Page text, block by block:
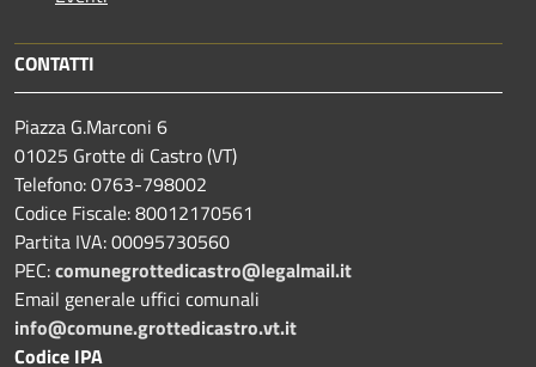
CONTATTI
Piazza G.Marconi 6
01025 Grotte di Castro (VT)
Telefono: 0763-798002
Codice Fiscale: 80012170561
Partita IVA: 00095730560
PEC:comunegrottedicastro@legalmail.it
Email generale uffici comunali
info@comune.grottedicastro.vt.it
Codice IPA